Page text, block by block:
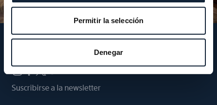
Permitir la selección
Denegar
Suscribirse a la newsletter